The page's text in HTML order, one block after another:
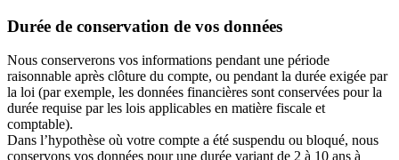
Durée de conservation de vos données
Nous conserverons vos informations pendant une période
raisonnable après clôture du compte, ou pendant la durée exigée par
la loi (par exemple, les données financières sont conservées pour la
durée requise par les lois applicables en matière fiscale et
comptable).
Dans l’hypothèse où votre compte a été suspendu ou bloqué, nous
conservons vos données pour une durée variant de 2 à 10 ans à